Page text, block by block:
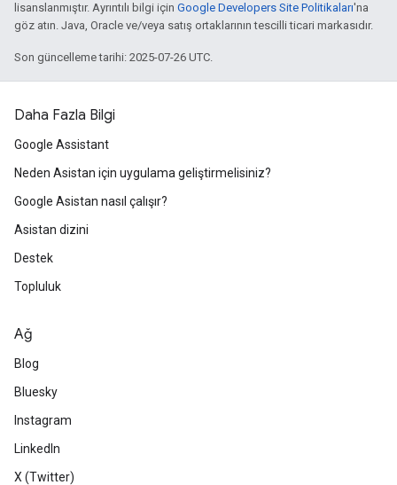
lisanslanmıştır. Ayrıntılı bilgi için Google Developers Site Politikaları'na
göz atın. Java, Oracle ve/veya satış ortaklarının tescilli ticari markasıdır.
Son güncelleme tarihi: 2025-07-26 UTC.
Daha Fazla Bilgi
Google Assistant
Neden Asistan için uygulama geliştirmelisiniz?
Google Asistan nasıl çalışır?
Asistan dizini
Destek
Topluluk
Ağ
Blog
Bluesky
Instagram
LinkedIn
X (Twitter)